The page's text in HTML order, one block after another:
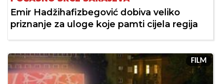
Emir Hadžihafizbegović dobiva veliko
priznanje za uloge koje pamti cijela regija
FILM